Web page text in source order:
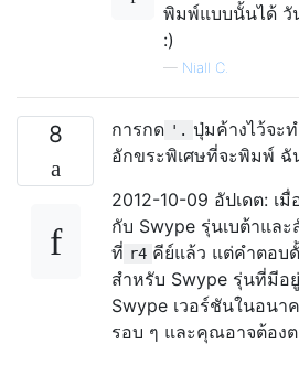
พิมพ์แบบนั้นได้ วั
:)
— Niall C.
8 การกด '. ปุ่มค้างไว้จะ
อักขระพิเศษที่จะพิมพ์
2012-10-09 อัปเดต: เ
กับ Swype รุ่นเบต้าและ
ที่ r4 คีย์แล้ว แต่คำตอบ
สำหรับ Swype รุ่นที่มีอ
Swype เวอร์ชันในอนา
รอบ ๆ และคุณอาจต้อง